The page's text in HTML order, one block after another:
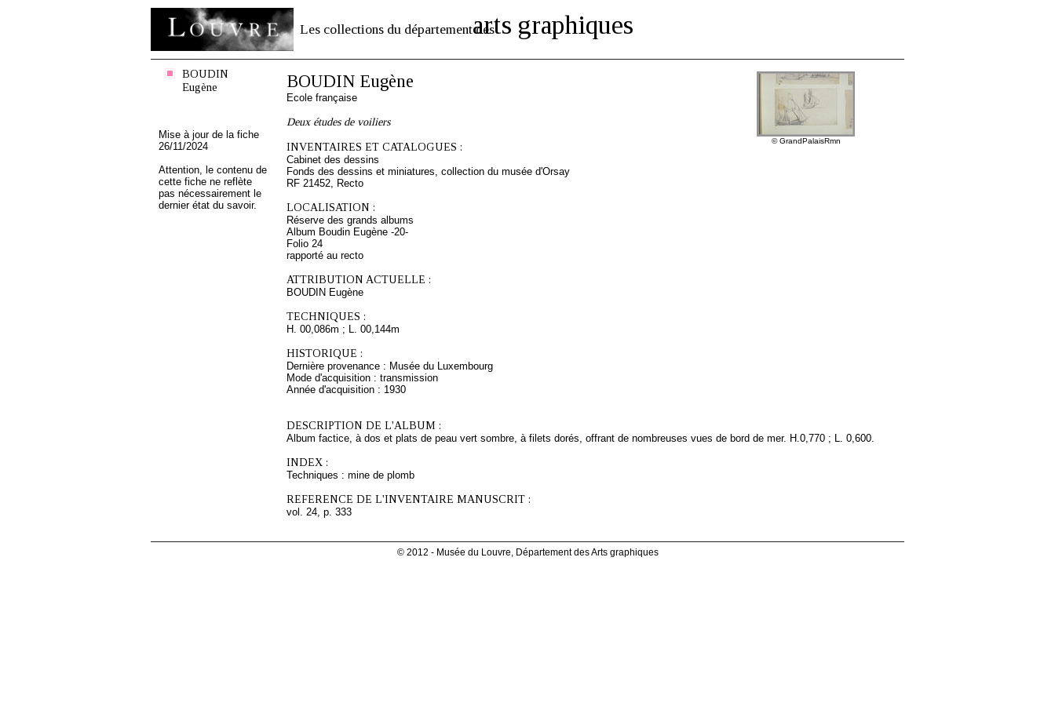
Les collections du département desarts graphiques
BOUDIN
Eugène
Mise à jour de la fiche
26/11/2024
Attention, le contenu de
cette fiche ne reflète
pas nécessairement le
dernier état du savoir.
© GrandPalaisRmn
BOUDIN Eugène
Ecole française
Deux études de voiliers
INVENTAIRES ET CATALOGUES :
Cabinet des dessins
Fonds des dessins et miniatures, collection du musée d'Orsay
RF 21452, Recto
LOCALISATION :
Réserve des grands albums
Album Boudin Eugène -20-
Folio 24
rapporté au recto
ATTRIBUTION ACTUELLE :
BOUDIN Eugène
TECHNIQUES :
H. 00,086m ; L. 00,144m
HISTORIQUE :
Dernière provenance : Musée du Luxembourg
Mode d'acquisition : transmission
Année d'acquisition : 1930
DESCRIPTION DE L'ALBUM :
Album factice, à dos et plats de peau vert sombre, à filets dorés, offrant de nombreuses vues de bord de mer. H.0,770 ; L. 0,600.
INDEX :
Techniques : mine de plomb
REFERENCE DE L'INVENTAIRE MANUSCRIT :
vol. 24, p. 333
© 2012 - Musée du Louvre, Département des Arts graphiques